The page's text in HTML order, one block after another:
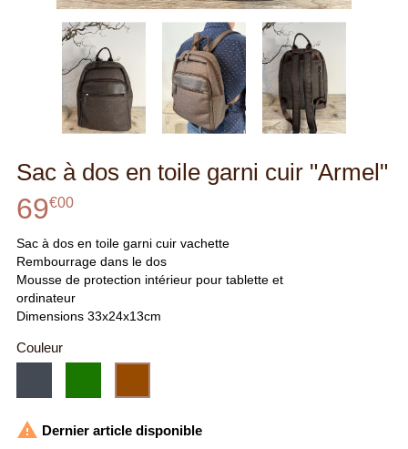
Sac à dos en toile garni cuir "Armel"
69€00
Sac à dos en toile garni cuir vachette
Rembourrage dans le dos
Mousse de protection intérieur pour tablette et
ordinateur
Dimensions 33x24x13cm
Couleur
 Dernier article disponible